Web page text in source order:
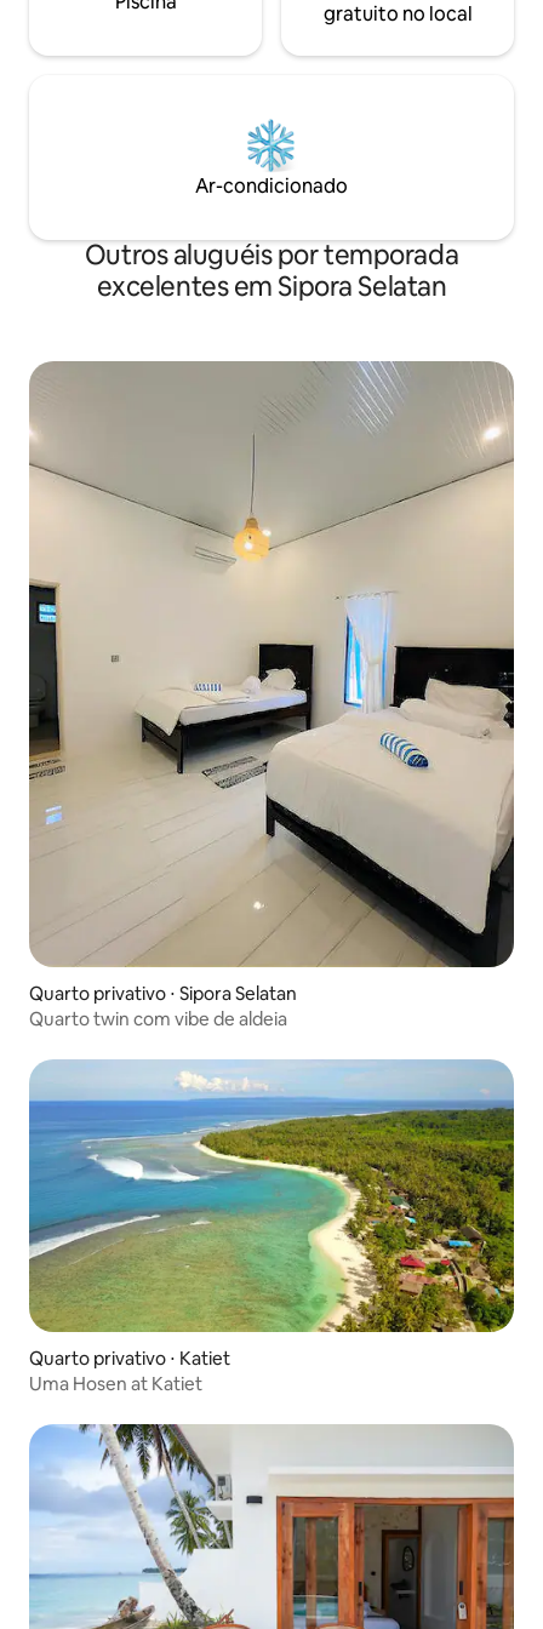
gratuito no local
Ar-condicionado
Outros aluguéis por temporada
excelentes em Sipora Selatan
Quarto privativo ⋅ Sipora Selatan
Quarto twin com vibe de aldeia
Quarto privativo ⋅ Katiet
Uma Hosen at Katiet